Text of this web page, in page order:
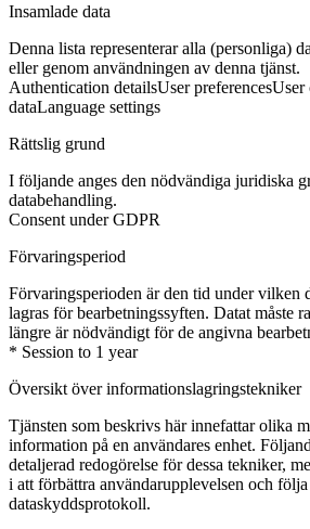
Insamlade data
Denna lista representerar alla (personliga)
eller genom användningen av denna tjänst.
Authentication detailsUser preferencesUser
dataLanguage settings
Rättslig grund
I följande anges den nödvändiga juridiska
databehandling.
Consent under GDPR
Förvaringsperiod
Förvaringsperioden är den tid under vilken
lagras för bearbetningssyften. Datat måste
längre är nödvändigt för de angivna
* Session to 1 year
Översikt över informationslagringstekniker
Tjänsten som beskrivs här innefattar olika
information på en användares enhet.
detaljerad redogörelse för dessa tekniker,
i att förbättra användarupplevelsen och följa
dataskyddsprotokoll.